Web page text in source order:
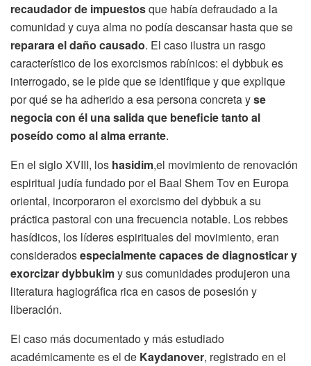
recaudador de impuestosque había defraudado a la
comunidad y cuya alma no podía descansar hasta que se
reparara el daño causado. El caso ilustra un rasgo
característico de los exorcismos rabínicos: el dybbuk es
interrogado, se le pide que se identifique y que explique
por qué se ha adherido a esa persona concreta yse
negocia con él una salida que beneficie tanto al
poseído como al alma errante.
En el siglo XVIII, los hasidim,el movimiento de renovación
espiritual judía fundado por el Baal Shem Tov en Europa
oriental, incorporaron el exorcismo del dybbuk a su
práctica pastoral con una frecuencia notable. Los rebbes
hasídicos, los líderes espirituales del movimiento, eran
consideradosespecialmente capaces de diagnosticar y
exorcizar dybbukimy sus comunidades produjeron una
literatura hagiográfica rica en casos de posesión y
liberación.
El caso más documentado y más estudiado
académicamente es el de Kaydanover, registrado en el